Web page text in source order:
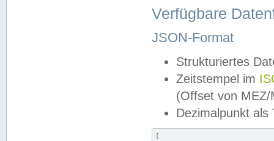
Verfügbare
JSON-Format
Strukturiertes
Zeitstempel im
(Offset von MEZ/
Dezimalpunkt als
[